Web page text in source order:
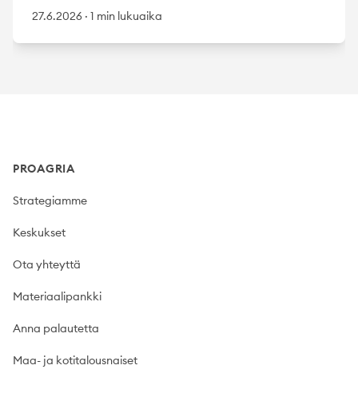
27.6.2026 · 1 min lukuaika
PROAGRIA
Strategiamme
Keskukset
Ota yhteyttä
Materiaalipankki
Anna palautetta
Maa- ja kotitalousnaiset